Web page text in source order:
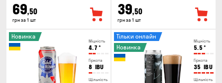
69,50
грн за 1 шт
39,50
грн за 1 шт
Міцність
4.7 °
Гіркота
8 IBU
Щільність
Новинка
Міцність
5.5 °
Гіркота
35 IBU
Щільність
Тільки онлайн
Новинка